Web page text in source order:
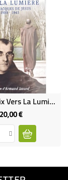
Par La Croix Vers La Lumière, Père Jacques De Jésus 1900-1945
20,00 €Prix